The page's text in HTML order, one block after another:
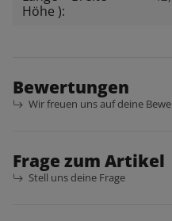
Höhe ):
Bewertungen
Wir freuen uns auf deine
Frage zum Artikel
Stell uns deine Frage